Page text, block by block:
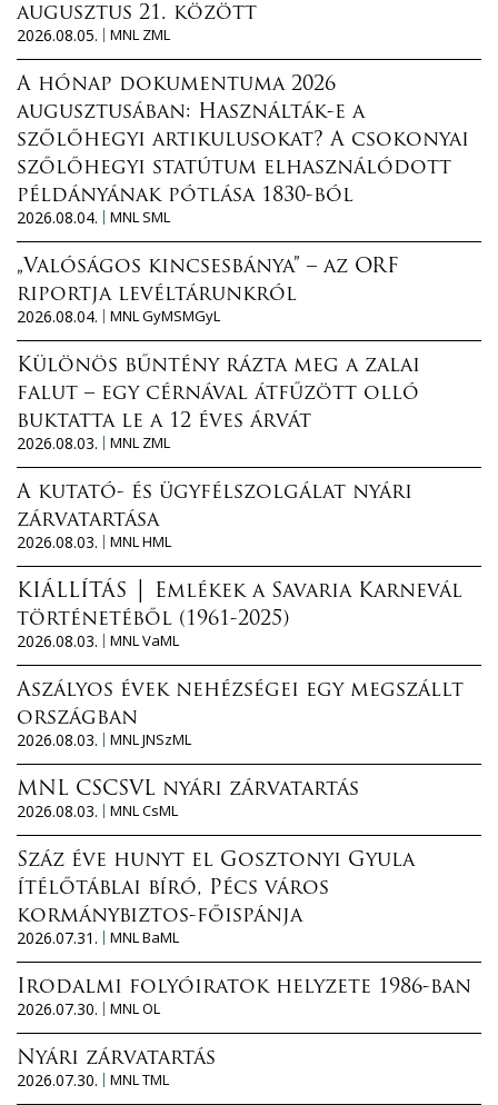
augusztus 21. között
2026.08.05.
MNL ZML
A hónap dokumentuma 2026
augusztusában: Használták-e a
szőlőhegyi artikulusokat? A csokonyai
szőlőhegyi statútum elhasználódott
példányának pótlása 1830-ból
2026.08.04.
MNL SML
„Valóságos kincsesbánya” – az ORF
riportja levéltárunkról
2026.08.04.
MNL GyMSMGyL
Különös bűntény rázta meg a zalai
falut – egy cérnával átfűzött olló
buktatta le a 12 éves árvát
2026.08.03.
MNL ZML
A kutató- és ügyfélszolgálat nyári
zárvatartása
2026.08.03.
MNL HML
KIÁLLÍTÁS │ Emlékek a Savaria Karnevál
történetéből (1961-2025)
2026.08.03.
MNL VaML
Aszályos évek nehézségei egy megszállt
országban
2026.08.03.
MNL JNSzML
MNL CSCSVL nyári zárvatartás
2026.08.03.
MNL CsML
Száz éve hunyt el Gosztonyi Gyula
ítélőtáblai bíró, Pécs város
kormánybiztos-főispánja
2026.07.31.
MNL BaML
Irodalmi folyóiratok helyzete 1986-ban
2026.07.30.
MNL OL
Nyári zárvatartás
2026.07.30.
MNL TML